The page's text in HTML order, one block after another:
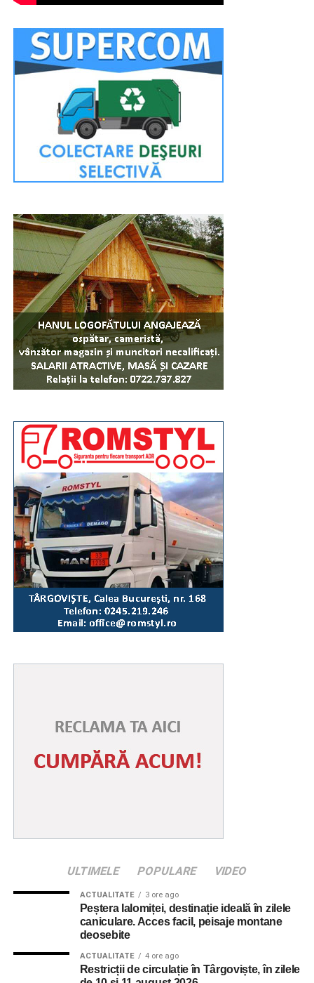
ULTIMELE POPULARE VIDEO
ACTUALITATE 3 ore ago
Peștera Ialomiței, destinație ideală în zilele
caniculare. Acces facil, peisaje montane
deosebite
ACTUALITATE 4 ore ago
Restricții de circulație în Târgoviște, în zilele